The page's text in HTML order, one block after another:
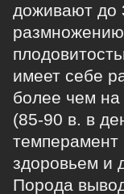
доживают до
размножению
имеет себе
более чем
(85-90 в. в
темперамент
здоровьем и
Порода